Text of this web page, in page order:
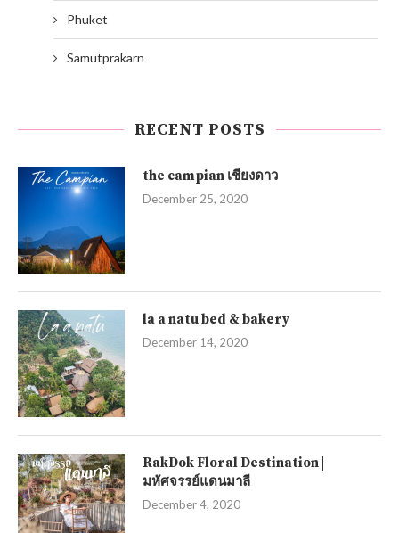
Phuket
Samutprakarn
RECENT POSTS
the campian เชียงดาว
December 25, 2020
la a natu bed & bakery
December 14, 2020
RakDok Floral Destination |
มหัศจรรย์แดนมาลี
December 4, 2020